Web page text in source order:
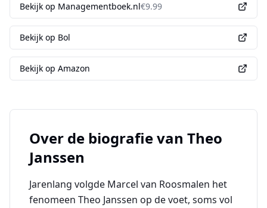
Bekijk op Managementboek.nl€9.99
Bekijk op Bol
Bekijk op Amazon
Over de biografie van Theo
Janssen
Jarenlang volgde Marcel van Roosmalen het
fenomeen Theo Janssen op de voet, soms vol